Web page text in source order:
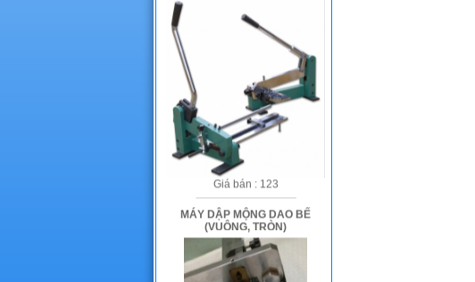
Giá bán : 123
MÁY DẬP MỘNG DAO BẾ
(VUÔNG, TRÒN)